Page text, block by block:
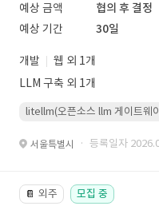
예상 금액
협의 후 결정
예상 기간
30일
개발
웹 외 1개
LLM 구축 외 1개
litellm(오픈소스 llm 게이트웨
서울특별시 · 등록일자
📔 외주 모집 중